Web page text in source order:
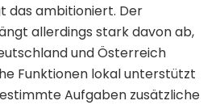
das ambitioniert. Der
allerdings stark davon ab,
und Österreich
Funktionen lokal unterstützt
Aufgaben zusätzliche